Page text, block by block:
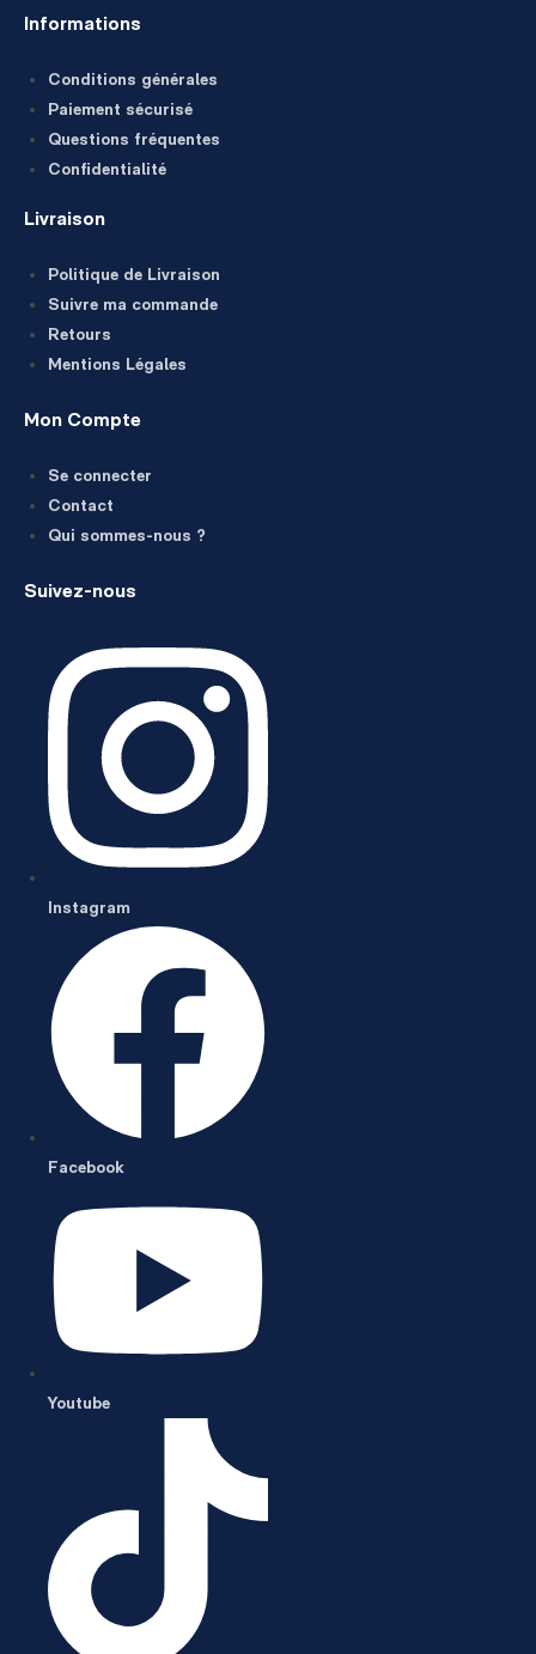
Informations
Conditions générales
Paiement sécurisé
Questions fréquentes
Confidentialité
Livraison
Politique de Livraison
Suivre ma commande
Retours
Mentions Légales
Mon Compte
Se connecter
Contact
Qui sommes-nous ?
Suivez-nous
Instagram
Facebook
Youtube